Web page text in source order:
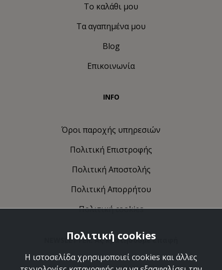
Το καλάθι μου
Τα αγαπημένα μου
Blog
Επικοινωνία
INFO
Όροι παροχής υπηρεσιών
Πολιτική Eπιστροφής
Πολιτική Αποστολής
Πολιτική Απορρήτου
Πολιτική cookies
NEWSLETTER: Ας κρατήσουμε επαφή
Πολιτική cookies
Η ιστοσελίδα χρησιμοποιεί cookies και άλλες